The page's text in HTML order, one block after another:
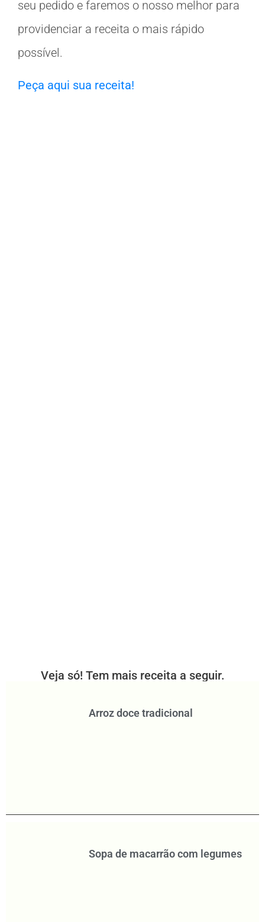
seu pedido e faremos o nosso melhor para
providenciar a receita o mais rápido
possível.
Peça aqui sua receita!
Veja só! Tem mais receita a seguir.
Arroz doce tradicional
Sopa de macarrão com legumes